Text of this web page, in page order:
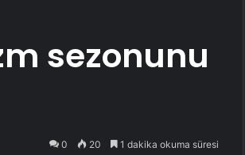
sezonunu
0 20 1 dakika okuma süresi